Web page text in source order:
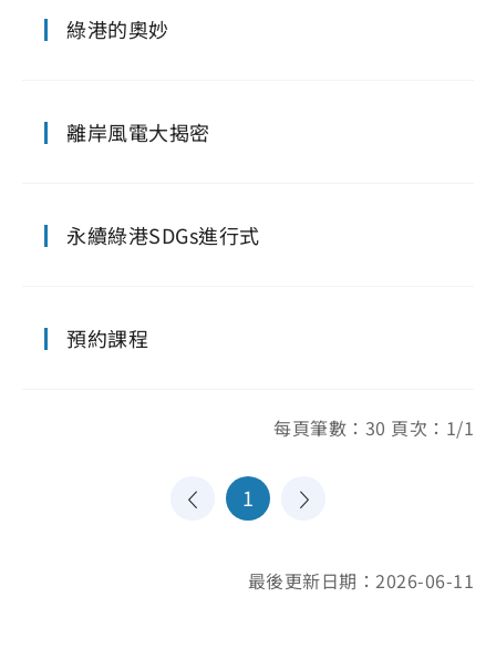
綠港的奧妙
離岸風電大揭密
永續綠港SDGs進行式
預約課程
每頁筆數：30 頁次：1/1
1
最後更新日期：2026-06-11